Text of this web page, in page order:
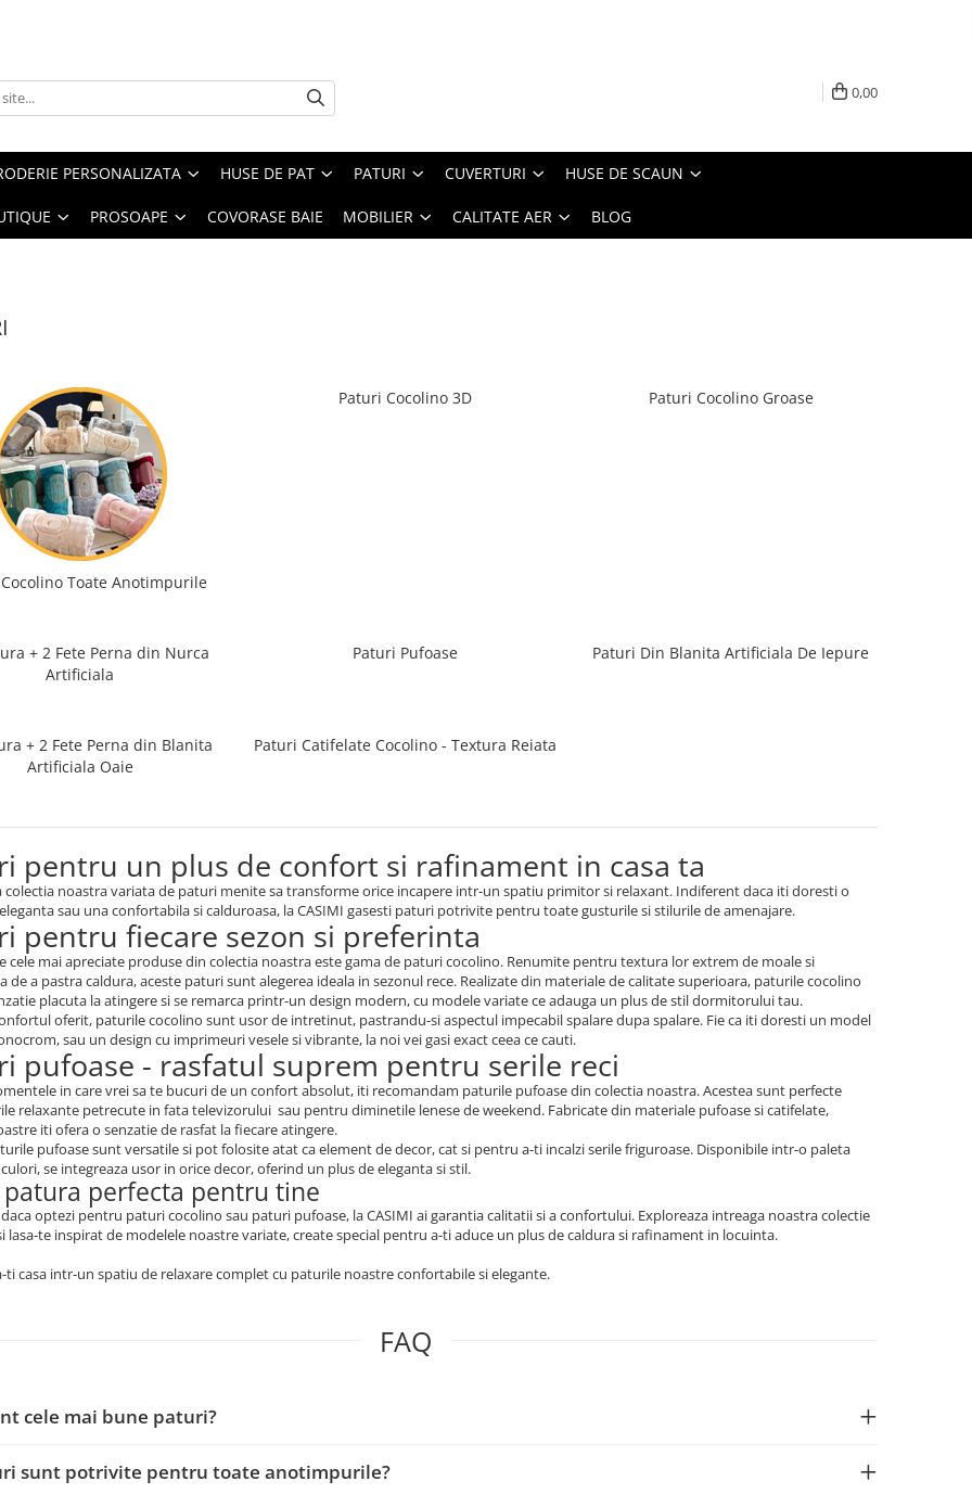
0,00
PERSONALIZATA HUSE DE PAT PATURI CUVERTURI HUSE DE SCAUN
PROSOAPE COVORASE BAIE MOBILIER CALITATE AER BLOG
Toate Anotimpurile
Paturi Cocolino 3D Paturi Cocolino Groase
+ 2 Fete Perna din Nurca
Artificiala
Paturi Pufoase Paturi Din Blanita Artificiala De Iepure
+ 2 Fete Perna din Blanita
Artificiala Oaie
Paturi Catifelate Cocolino - Textura Reiata
pentru un plus de confort si rafinament in casa ta
colectia noastra variata de paturi menite sa transforme orice incapere intr-un spatiu primitor si relaxant. Indiferent daca iti doresti o
sau una confortabila si calduroasa, la CASIMI gasesti paturi potrivite pentru toate gusturile si stilurile de amenajare.
pentru fiecare sezon si preferinta
cele mai apreciate produse din colectia noastra este gama de paturi cocolino. Renumite pentru textura lor extrem de moale si
de a pastra caldura, aceste paturi sunt alegerea ideala in sezonul rece. Realizate din materiale de calitate superioara, paturile cocolino
placuta la atingere si se remarca printr-un design modern, cu modele variate ce adauga un plus de stil dormitorului tau.
oferit, paturile cocolino sunt usor de intretinut, pastrandu-si aspectul impecabil spalare dupa spalare. Fie ca iti doresti un model
sau un design cu imprimeuri vesele si vibrante, la noi vei gasi exact ceea ce cauti.
pufoase - rasfatul suprem pentru serile reci
in care vrei sa te bucuri de un confort absolut, iti recomandam paturile pufoase din colectia noastra. Acestea sunt perfecte
relaxante petrecute in fata televizorului sau pentru diminetile lenese de weekend. Fabricate din materiale pufoase si catifelate,
iti ofera o senzatie de rasfat la fiecare atingere.
pufoase sunt versatile si pot folosite atat ca element de decor, cat si pentru a-ti incalzi serile friguroase. Disponibile intr-o paleta
se integreaza usor in orice decor, oferind un plus de eleganta si stil.
patura perfecta pentru tine
optezi pentru paturi cocolino sau paturi pufoase, la CASIMI ai garantia calitatii si a confortului. Exploreaza intreaga noastra colectie
lasa-te inspirat de modelele noastre variate, create special pentru a-ti aduce un plus de caldura si rafinament in locuinta.
ti casa intr-un spatiu de relaxare complet cu paturile noastre confortabile si elegante.
FAQ
cele mai bune paturi?
sunt potrivite pentru toate anotimpurile?